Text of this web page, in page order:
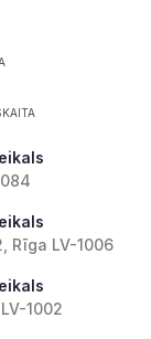
Rīga LV-1006
1002